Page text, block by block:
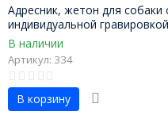
Адресник, жетон для собаки
индивидуальной гравировкой
32 мм
В наличии
Артикул: 334
В корзину